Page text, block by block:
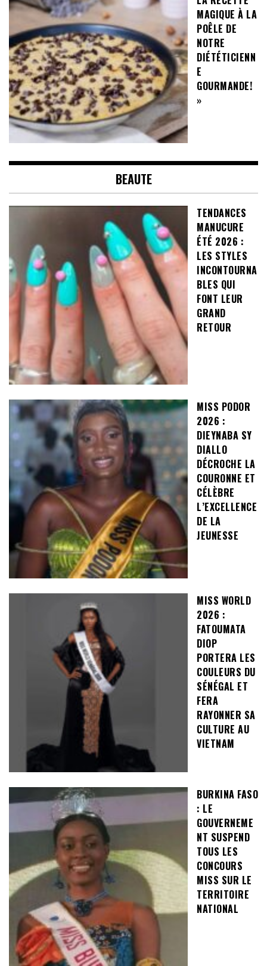
MAGIQUE À LA
POÊLE DE
NOTRE
DIÉTÉTICIENN
E
GOURMANDE!
»
BEAUTE
TENDANCES
MANUCURE
ÉTÉ 2026 :
LES STYLES
INCONTOURNA
BLES QUI
FONT LEUR
GRAND
RETOUR
MISS PODOR
2026 :
DIEYNABA SY
DIALLO
DÉCROCHE LA
COURONNE ET
CÉLÈBRE
L’EXCELLENCE
DE LA
JEUNESSE
MISS WORLD
2026 :
FATOUMATA
DIOP
PORTERA LES
COULEURS DU
SÉNÉGAL ET
FERA
RAYONNER SA
CULTURE AU
VIETNAM
BURKINA FASO
: LE
GOUVERNEME
NT SUSPEND
TOUS LES
CONCOURS
MISS SUR LE
TERRITOIRE
NATIONAL